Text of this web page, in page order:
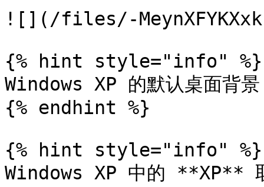
![](/files/-
{% hint style="info" %}
Windows XP 的默认桌面
{% endhint %}
{% hint style="info" %}
Windows XP 中的 **XP**